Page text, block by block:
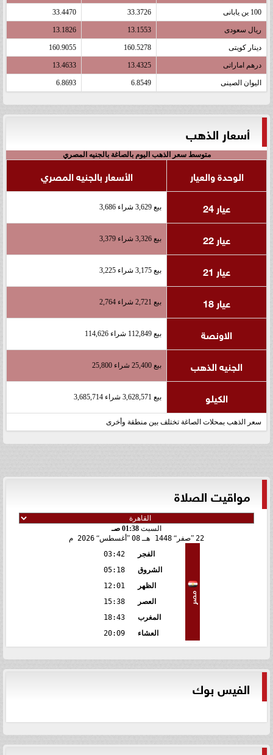
100 ين يابانى 33.3726
33.4470
ريال سعودى 13.1553
13.1826
دينار كويتى 160.5278
160.9055
درهم اماراتى 13.4325
13.4633
اليوان الصينى 6.8549
6.8693
أسعار الذهب
متوسط سعر الذهب اليوم بالصاغة بالجنيه المصري
الوحدة والعيار
الأسعار بالجنيه المصري
عيار 24
بيع 3,629 شراء 3,686
عيار 22 بيع 3,326 شراء 3,379
عيار 21 بيع 3,175 شراء 3,225
عيار 18 بيع 2,721 شراء 2,764
الاونصة بيع 112,849 شراء 114,626
الجنيه الذهب بيع 25,400 شراء 25,800
الكيلو بيع 3,628,571 شراء 3,685,714
سعر الذهب بمحلات الصاغة تختلف بين منطقة وأخرى
مواقيت الصلاة
السبت 01:38 صـ
22 صفر 1448 هـ 08 أغسطس 2026 م
مصر
الفجر
03:42
الشروق
05:18
الظهر
12:01
العصر
15:38
المغرب
18:43
العشاء
20:09
الفيس بوك